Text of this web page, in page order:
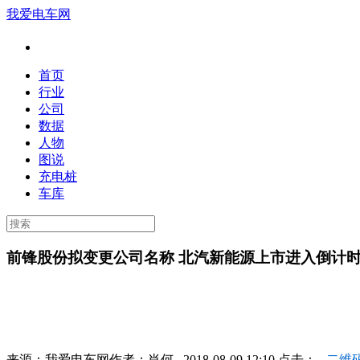
我爱电车网
首页
行业
公司
数据
人物
图说
充电桩
车库
前锋股份拟变更公司名称 北汽新能源上市进入倒计